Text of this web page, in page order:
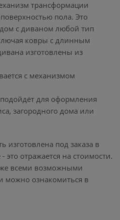
трансформации
пола. Это
с диваном любой тип
ковры с длинным
изготовлены из
с механизмом
для оформления
загородного дома или
изготовлена под заказа в
это отражается на стоимости.
всеми возможными
можно ознакомиться в